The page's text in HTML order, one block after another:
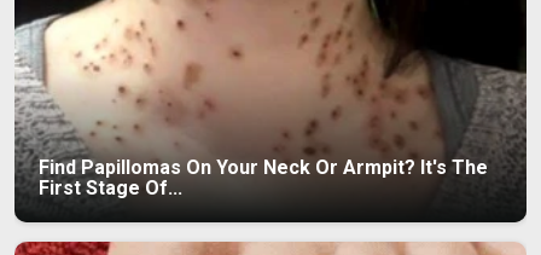
Find Papillomas On Your Neck Or Armpit? It's The
First Stage Of...